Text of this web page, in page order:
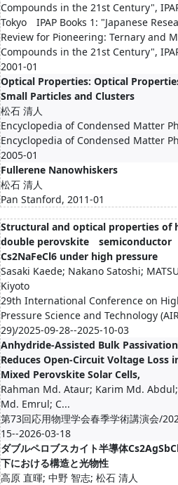
Compounds in the 21st Century",
Tokyo IPAP Books 1: "Japanese
Review for Pioneering: Ternary and
Compounds in the 21st Century",
2001-01
Optical Properties: Optical
Small Particles and Clusters
松石 清人
Encyclopedia of Condensed Matter
Encyclopedia of Condensed Matter
2005-01
Fullerene Nanowhiskers
松石 清人
Pan Stanford, 2011-01
Structural and optical properties of
double perovskite semiconductor
Cs2NaFeCl6 under high pressure
Sasaki Kaede; Nakano Satoshi;
Kiyoto
29th International Conference on
Pressure Science and Technology
29)/2025-09-28--2025-10-03
Anhydride-Assisted Bulk Passivation
Reduces Open-Circuit Voltage Loss
Mixed Perovskite Solar Cells,
Rahman Md. Ataur; Karim Md.
Md. Emrul; C...
第73回応用物理学会春季学術講演会/
15--2026-03-18
ダブルペロブスカイト半導体
下における構造と光物性
高原 直暉; 中野 智志; 松石 清人